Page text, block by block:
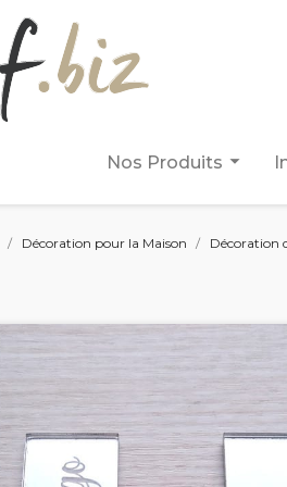
arrow_drop_down
Nos Produits
Décoration pour la Maison Décoration